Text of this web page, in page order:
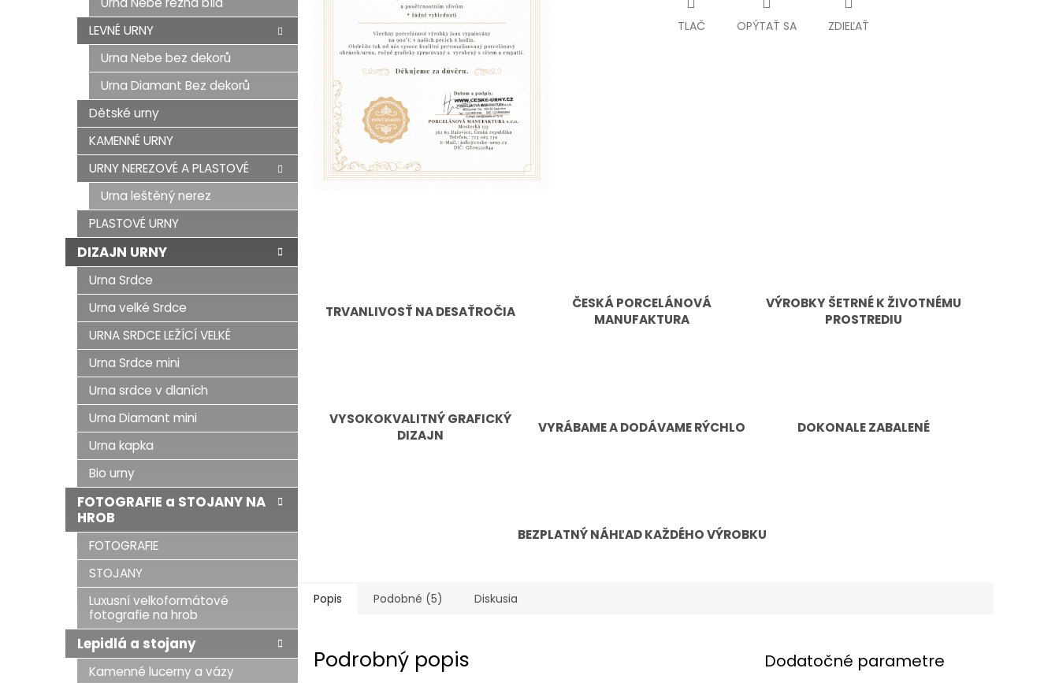
LEVNÉ URNY
Urna Nebe bez dekorů
Urna Diamant Bez dekorů
Dětské urny
KAMENNÉ URNY
URNY NEREZOVÉ A PLASTOVÉ
Urna leštěný nerez
PLASTOVÉ URNY
DIZAJN URNY
Urna Srdce
Urna velké Srdce
URNA SRDCE LEŽÍCÍ VELKÉ
Urna Srdce mini
Urna srdce v dlaních
Urna Diamant mini
Urna kapka
Bio urny
FOTOGRAFIE a STOJANY NA
HROB
FOTOGRAFIE
STOJANY
Luxusní velkoformátové
fotografie na hrob
Lepidlá a stojany
Kamenné lucerny a vázy
TLAČ OPÝTAŤ SA ZDIEĽAŤ
TRVANLIVOSŤ NA DESAŤROČIA
ČESKÁ PORCELÁNOVÁ
MANUFAKTURA
VÝROBKY ŠETRNÉ K ŽIVOTNÉMU
PROSTREDIU
VYSOKOKVALITNÝ GRAFICKÝ
DIZAJN
VYRÁBAME A DODÁVAME RÝCHLO DOKONALE ZABALENÉ
BEZPLATNÝ NÁHĽAD KAŽDÉHO VÝROBKU
Popis Podobné (5) Diskusia
Podrobný popis Dodatočné parametre